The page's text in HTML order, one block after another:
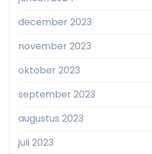
december 2023
november 2023
oktober 2023
september 2023
augustus 2023
juli 2023